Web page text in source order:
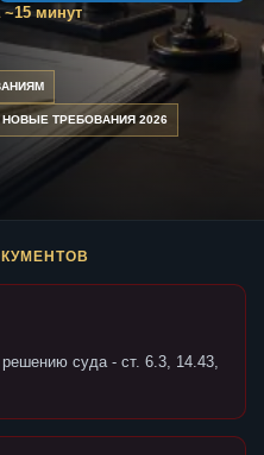
~15 минут
НОВЫЕ ТРЕБОВАНИЯ 2026
решению суда - ст. 6.3, 14.43,